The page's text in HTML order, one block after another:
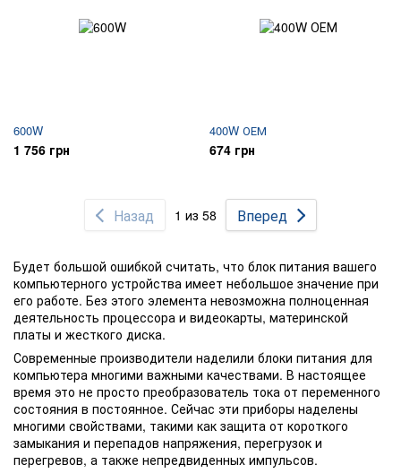
600W
1 756 грн
400W ОЕМ
674 грн
Назад 1 из 58 Вперед
Будет большой ошибкой считать, что блок питания вашего
компьютерного устройства имеет небольшое значение при
его работе. Без этого элемента невозможна полноценная
деятельность процессора и видеокарты, материнской
платы и жесткого диска.
Современные производители наделили блоки питания для
компьютера многими важными качествами. В настоящее
время это не просто преобразователь тока от переменного
состояния в постоянное. Сейчас эти приборы наделены
многими свойствами, такими как защита от короткого
замыкания и перепадов напряжения, перегрузок и
перегревов, а также непредвиденных импульсов.